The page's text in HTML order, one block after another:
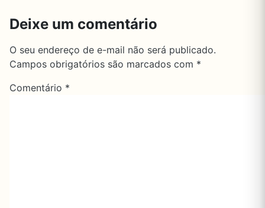
Deixe um comentário
O seu endereço de e-mail não será publicado.
Campos obrigatórios são marcados com *
Comentário *